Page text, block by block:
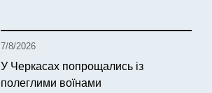
7/8/2026
У Черкасах попрощались із
полеглими воїнами